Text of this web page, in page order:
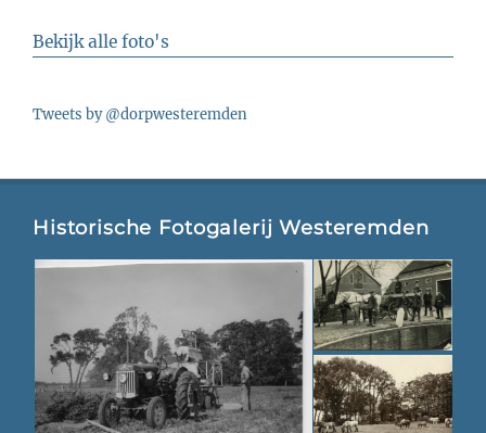
Bekijk alle foto's
Tweets by @dorpwesteremden
Historische Fotogalerij Westeremden